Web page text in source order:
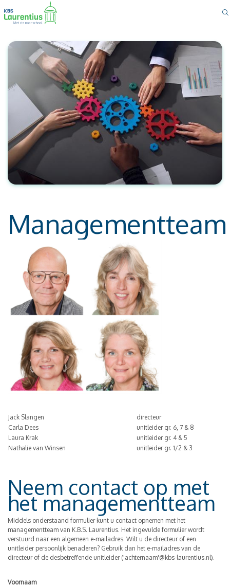
Managementteam
Jack Slangen
directeur
Carla Dees
unitleider gr. 6, 7 & 8
Laura Krak
unitleider gr. 4 & 5
Nathalie van Winsen
unitleider gr. 1/2 & 3
Neem contact op met
het managementteam
Middels onderstaand formulier kunt u contact opnemen met het
managementteam van K.B.S. Laurentius. Het ingevulde formulier wordt
verstuurd naar een algemeen e-mailadres. Wilt u de directeur of een
unitleider persoonlijk benaderen? Gebruik dan het e-mailadres van de
directeur of de desbetreffende unitleider ('achternaam'@kbs-laurentius.nl).
Voornaam